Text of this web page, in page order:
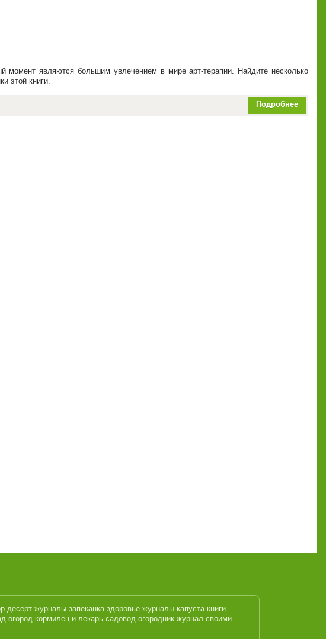
являются большим увлечением в мире арт-терапии. Найдите несколько
этой книги.
Подробнее
десерт журналы запеканка здоровье журналы капуста книги
огород кормилец и лекарь садовод огородник журнал своими